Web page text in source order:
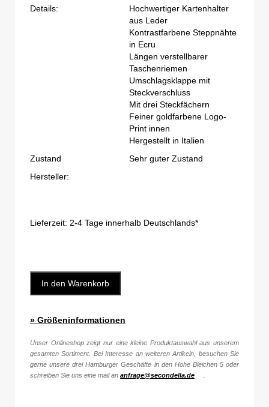
Details:
Hochwertiger Kartenhalter
aus Leder
Kontrastfarbene Steppnähte
in Ecru
Längen verstellbarer
Taschenriemen
Umschlagsklappe mit
Steckverschluss
Mit drei Steckfächern
Feiner goldfarbene Logo-
Print innen
Hergestellt in Italien
Zustand
Sehr guter Zustand
Hersteller:
Lieferzeit: 2-4 Tage innerhalb Deutschlands*
In den Warenkorb
» Größeninformationen
Unser Onlineshop zeigt nur eine kleine Produktauswahl aus unserem
gesamten Sortiment. Bei Interesse an weiteren Artikeln, besuchen Sie
gerne unsere drei Hamburger Geschäfte in den Hohe Bleichen 5 oder
schreiben Sie uns eine mail an anfrage@secondella.de